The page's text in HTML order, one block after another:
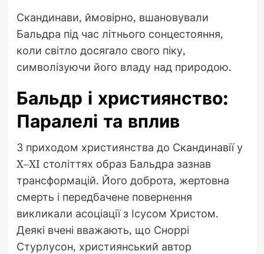
Скандинави, ймовірно, вшановували
Бальдра під час літнього сонцестояння,
коли світло досягало свого піку,
символізуючи його владу над природою.
Бальдр і християнство:
Паралелі та вплив
З приходом християнства до Скандинавії у
X–XI століттях образ Бальдра зазнав
трансформацій. Його доброта, жертовна
смерть і передбачене повернення
викликали асоціації з Ісусом Христом.
Деякі вчені вважають, що Сноррі
Стурлусон, християнський автор